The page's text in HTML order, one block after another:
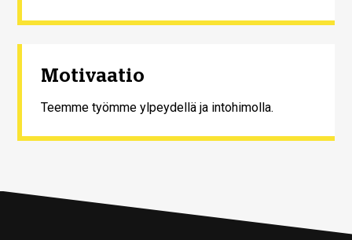
Motivaatio
Teemme työmme ylpeydellä ja intohimolla.